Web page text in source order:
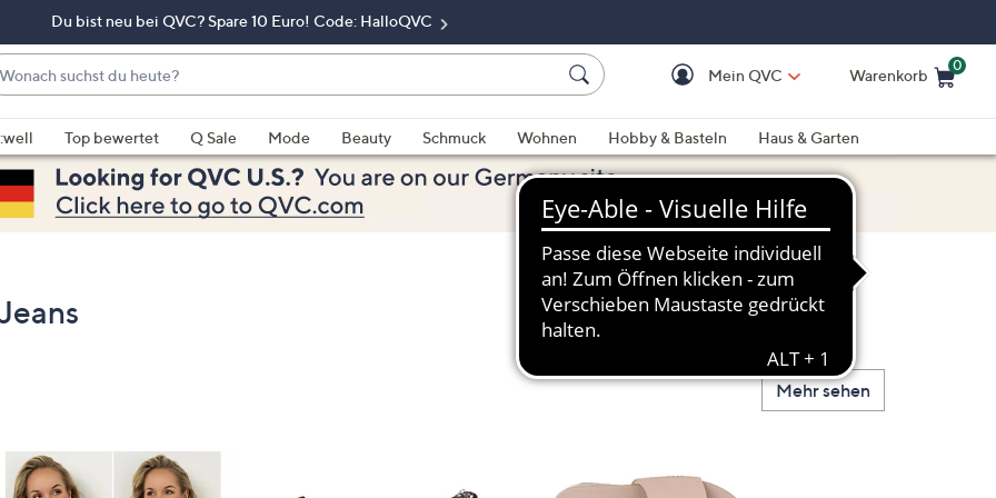
Du bist neu bei QVC? Spare 10 Euro! Code: HalloQVC
Mein QVC Warenkorb
0
Top bewertet Q Sale Mode Beauty Schmuck Wohnen Hobby & Basteln
Haus & Garten
Mehr sehen